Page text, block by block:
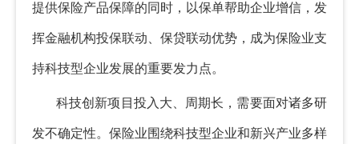
提供保险产品保障的同时，以保单帮助企业增信，发
挥金融机构投保联动、保贷联动优势，成为保险业支
持科技型企业发展的重要发力点。
科技创新项目投入大、周期长，需要面对诸多研
发不确定性。保险业围绕科技型企业和新兴产业多样